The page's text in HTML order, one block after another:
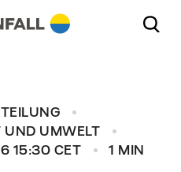
UND UMWELT
15:30 CET
1 MIN